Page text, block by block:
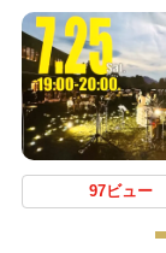
97ビュー